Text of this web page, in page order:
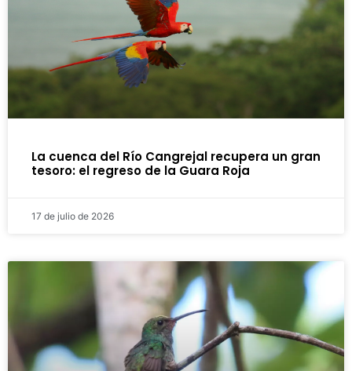
La cuenca del Río Cangrejal recupera un gran
tesoro: el regreso de la Guara Roja
17 de julio de 2026